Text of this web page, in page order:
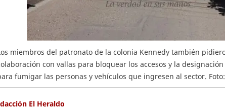
miembros del patronato de la colonia Kennedy también
con vallas para bloquear los accesos y la
fumigar las personas y vehículos que ingresen al sector. Foto:
El Heraldo